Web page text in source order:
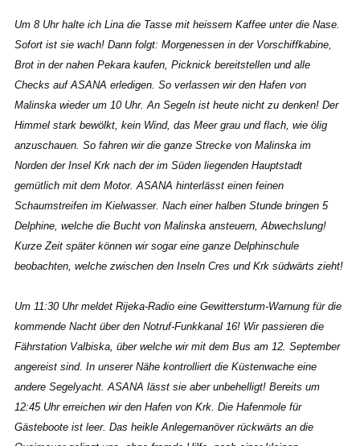
Um 8 Uhr halte ich Lina die Tasse mit heissem Kaffee unter die Nase.
Sofort ist sie wach! Dann folgt: Morgenessen in der Vorschiffkabine,
Brot in der nahen Pekara kaufen, Picknick bereitstellen und alle
Checks auf ASANA erledigen. So verlassen wir den Hafen von
Malinska wieder um 10 Uhr. An Segeln ist heute nicht zu denken! Der
Himmel stark bewölkt, kein Wind, das Meer grau und flach, wie ölig
anzuschauen. So fahren wir die ganze Strecke von Malinska im
Norden der Insel Krk nach der im Süden liegenden Hauptstadt
gemütlich mit dem Motor. ASANA hinterlässt einen feinen
Schaumstreifen im Kielwasser. Nach einer halben Stunde bringen 5
Delphine, welche die Bucht von Malinska ansteuern, Abwechslung!
Kurze Zeit später können wir sogar eine ganze Delphinschule
beobachten, welche zwischen den Inseln Cres und Krk südwärts zieht!
Um 11:30 Uhr meldet Rijeka-Radio eine Gewittersturm-Warnung für die
kommende Nacht über den Notruf-Funkkanal 16! Wir passieren die
Fährstation Valbiska, über welche wir mit dem Bus am 12. September
angereist sind. In unserer Nähe kontrolliert die Küstenwache eine
andere Segelyacht. ASANA lässt sie aber unbehelligt! Bereits um
12:45 Uhr erreichen wir den Hafen von Krk. Die Hafenmole für
Gästeboote ist leer. Das heikle Anlegemanöver rückwärts an die